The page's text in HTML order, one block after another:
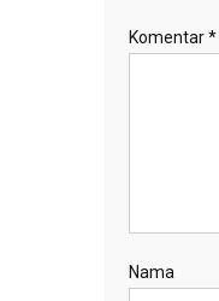
Komentar*
Nama